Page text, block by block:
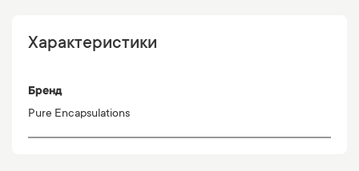
Характеристики
Бренд
Pure Encapsulations